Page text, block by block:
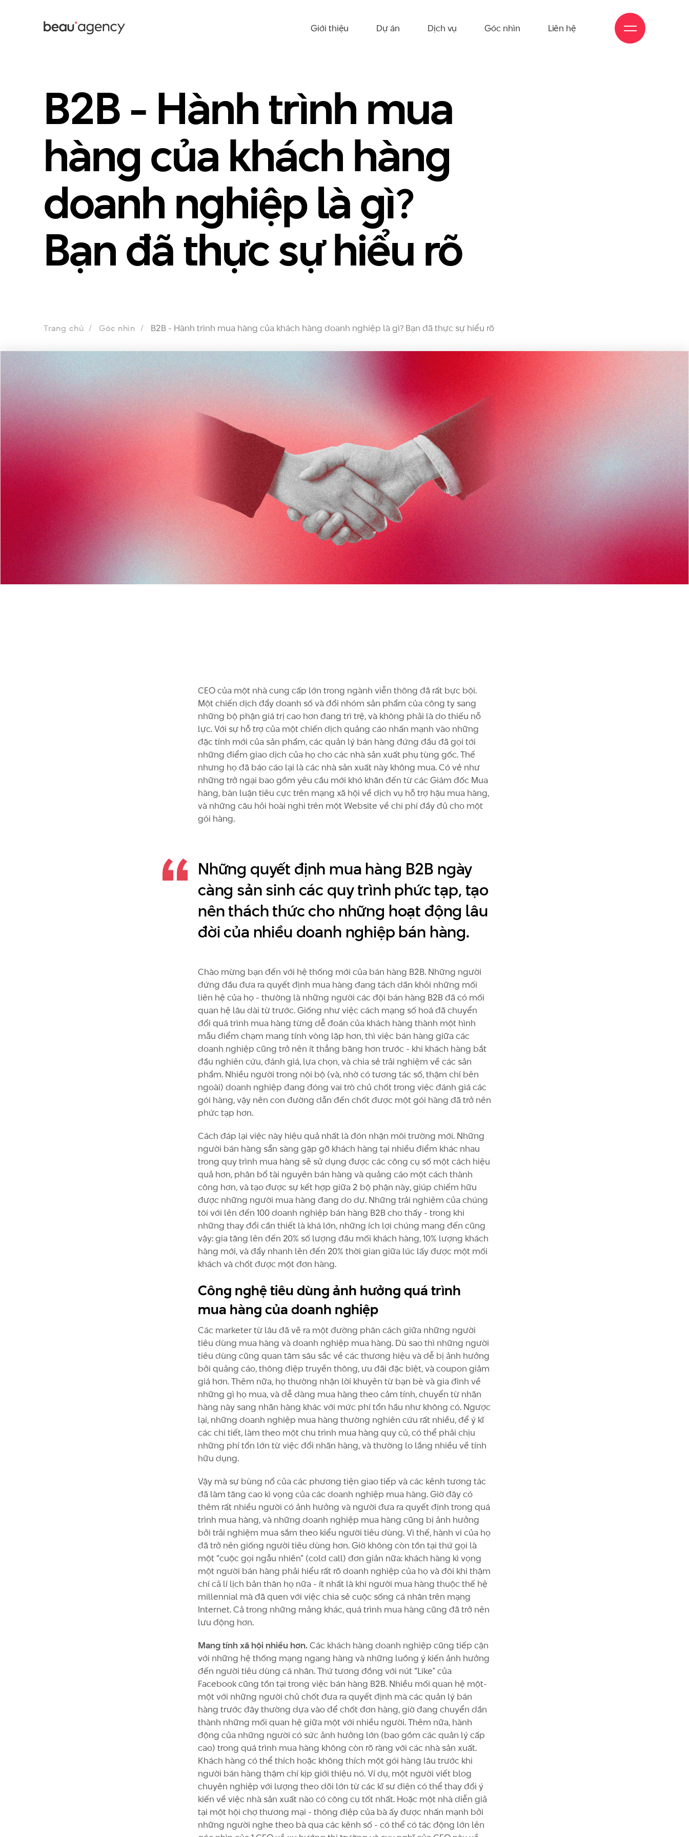
Giới thiệu Dự án Dịch vụ Góc nhìn Liên hệ
B2B - Hành trình mua
hàng của khách hàng
doanh nghiệp là gì?
Bạn đã thực sự hiểu rõ
Trang chủ Góc nhìn B2B - Hành trình mua hàng của khách hàng doanh nghiệp là gì? Bạn đã thực sự hiểu rõ
CEO của một nhà cung cấp lớn trong ngành viễn thông đã rất bực bội.
Một chiến dịch đẩy doanh số và đổi nhóm sản phẩm của công ty sang
những bộ phận giá trị cao hơn đang trì trệ, và không phải là do thiếu nỗ
lực. Với sự hỗ trợ của một chiến dịch quảng cáo nhấn mạnh vào những
đặc tính mới của sản phẩm, các quản lý bán hàng đứng đầu đã gọi tới
những điểm giao dịch của họ cho các nhà sản xuất phụ tùng gốc. Thế
nhưng họ đã báo cáo lại là các nhà sản xuất này không mua. Có vẻ như
những trở ngại bao gồm yêu cầu mới khó khăn đến từ các Giám đốc Mua
hàng, bàn luận tiêu cực trên mạng xã hội về dịch vụ hỗ trợ hậu mua hàng,
và những câu hỏi hoài nghi trên một Website về chi phí đầy đủ cho một
gói hàng.
Những quyết định mua hàng B2B ngày
càng sản sinh các quy trình phức tạp, tạo
nên thách thức cho những hoạt động lâu
đời của nhiều doanh nghiệp bán hàng.
Chào mừng bạn đến với hệ thống mới của bán hàng B2B. Những người
đứng đầu đưa ra quyết định mua hàng đang tách dần khỏi những mối
liên hệ của họ - thường là những người các đội bán hàng B2B đã có mối
quan hệ lâu dài từ trước. Giống như việc cách mạng số hoá đã chuyển
đổi quá trình mua hàng từng dễ đoán của khách hàng thành một hình
mẫu điểm chạm mang tính vòng lặp hơn, thì việc bán hàng giữa các
doanh nghiệp cũng trở nên ít thẳng băng hơn trước - khi khách hàng bắt
đầu nghiên cứu, đánh giá, lựa chọn, và chia sẻ trải nghiệm về các sản
phẩm. Nhiều người trong nội bộ (và, nhờ có tương tác số, thậm chí bên
ngoài) doanh nghiệp đang đóng vai trò chủ chốt trong việc đánh giá các
gói hàng, vậy nên con đường dẫn đến chốt được một gói hàng đã trở nên
phức tạp hơn.
Cách đáp lại việc này hiệu quả nhất là đón nhận môi trường mới. Những
người bán hàng sẵn sàng gặp gỡ khách hàng tại nhiều điểm khác nhau
trong quy trình mua hàng sẽ sử dụng được các công cụ số một cách hiệu
quả hơn, phân bổ tài nguyên bán hàng và quảng cáo một cách thành
công hơn, và tạo được sự kết hợp giữa 2 bộ phận này, giúp chiếm hữu
được những người mua hàng đang do dự. Những trải nghiệm của chúng
tôi với lên đến 100 doanh nghiệp bán hàng B2B cho thấy - trong khi
những thay đổi cần thiết là khá lớn, những ích lợi chúng mang đến cũng
vậy: gia tăng lên đến 20% số lượng đầu mối khách hàng, 10% lượng khách
hàng mới, và đẩy nhanh lên đến 20% thời gian giữa lúc lấy được một mối
khách và chốt được một đơn hàng.
Công nghệ tiêu dùng ảnh hưởng quá trình
mua hàng của doanh nghiệp
Các marketer từ lâu đã vẽ ra một đường phân cách giữa những người
tiêu dùng mua hàng và doanh nghiệp mua hàng. Dù sao thì những người
tiêu dùng cũng quan tâm sâu sắc về các thương hiệu và dễ bị ảnh hưởng
bởi quảng cáo, thông điệp truyền thông, ưu đãi đặc biệt, và coupon giảm
giá hơn. Thêm nữa, họ thường nhận lời khuyên từ bạn bè và gia đình về
những gì họ mua, và dễ dàng mua hàng theo cảm tính, chuyển từ nhãn
hàng này sang nhãn hàng khác với mức phí tổn hầu như không có. Ngược
lại, những doanh nghiệp mua hàng thường nghiên cứu rất nhiều, để ý kĩ
các chi tiết, làm theo một chu trình mua hàng quy củ, có thể phải chịu
những phí tổn lớn từ việc đổi nhãn hàng, và thường lo lắng nhiều về tính
hữu dụng.
Vậy mà sự bùng nổ của các phương tiện giao tiếp và các kênh tương tác
đã làm tăng cao kì vọng của các doanh nghiệp mua hàng. Giờ đây có
thêm rất nhiều người có ảnh hưởng và người đưa ra quyết định trong quá
trình mua hàng, và những doanh nghiệp mua hàng cũng bị ảnh hưởng
bởi trải nghiệm mua sắm theo kiểu người tiêu dùng. Vì thế, hành vi của họ
đã trở nên giống người tiêu dùng hơn. Giờ không còn tồn tại thứ gọi là
một “cuộc gọi ngẫu nhiên" (cold call) đơn giản nữa: khách hàng kì vọng
một người bán hàng phải hiểu rất rõ doanh nghiệp của họ và đôi khi thậm
chí cả lí lịch bản thân họ nữa - ít nhất là khi người mua hàng thuộc thế hệ
millennial mà đã quen với việc chia sẻ cuộc sống cá nhân trên mạng
Internet. Cả trong những mảng khác, quá trình mua hàng cũng đã trở nên
lưu động hơn.
Mang tính xã hội nhiều hơn.Các khách hàng doanh nghiệp cũng tiếp cận
với những hệ thống mạng ngang hàng và những luồng ý kiến ảnh hưởng
đến người tiêu dùng cá nhân. Thứ tương đồng với nút “Like" của
Facebook cũng tồn tại trong việc bán hàng B2B. Nhiều mối quan hệ một-
một với những người chủ chốt đưa ra quyết định mà các quản lý bán
hàng trước đây thường dựa vào để chốt đơn hàng, giờ đang chuyển dần
thành những mối quan hệ giữa một với nhiều người. Thêm nữa, hành
động của những người có sức ảnh hưởng lớn (bao gồm các quản lý cấp
cao) trong quá trình mua hàng không còn rõ ràng với các nhà sản xuất.
Khách hàng có thể thích hoặc không thích một gói hàng lâu trước khi
người bán hàng thậm chí kịp giới thiệu nó. Ví dụ, một người viết blog
chuyên nghiệp với lượng theo dõi lớn từ các kĩ sư điện có thể thay đổi ý
kiến về việc nhà sản xuất nào có công cụ tốt nhất. Hoặc một nhà diễn giả
tại một hội chợ thương mại - thông điệp của bà ấy được nhấn mạnh bởi
những người nghe theo bà qua các kênh số - có thể có tác động lớn lên